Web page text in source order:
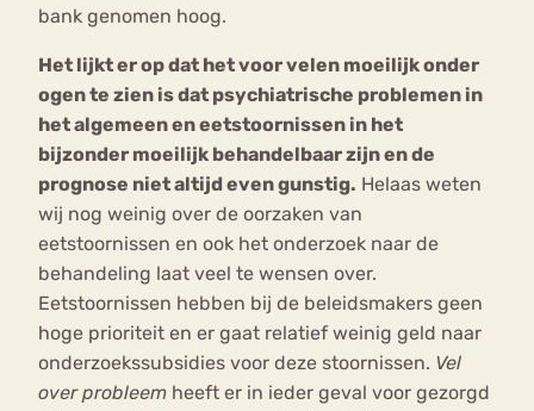
bank genomen hoog.
Het lijkt er op dat het voor velen moeilijk onder
ogen te zien is dat psychiatrische problemen in
het algemeen en eetstoornissen in het
bijzonder moeilijk behandelbaar zijn en de
prognose niet altijd even gunstig. Helaas weten
wij nog weinig over de oorzaken van
eetstoornissen en ook het onderzoek naar de
behandeling laat veel te wensen over.
Eetstoornissen hebben bij de beleidsmakers geen
hoge prioriteit en er gaat relatief weinig geld naar
onderzoekssubsidies voor deze stoornissen. Vel
over probleem heeft er in ieder geval voor gezorgd